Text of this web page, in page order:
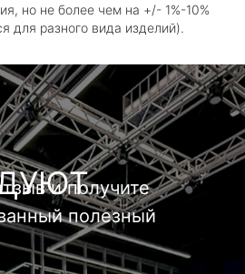
но не более чем на +/- 1%-10%
для разного вида изделий).
и получите
полезный